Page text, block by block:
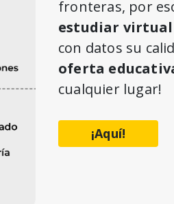
fronteras, por
estudiar virtual
con datos su
oferta
cualquier lugar!
¡Aquí!